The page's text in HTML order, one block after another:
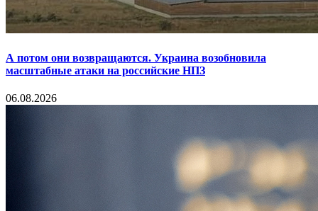
А потом они возвращаются. Украина возобновила
масштабные атаки на российские НПЗ
06.08.2026